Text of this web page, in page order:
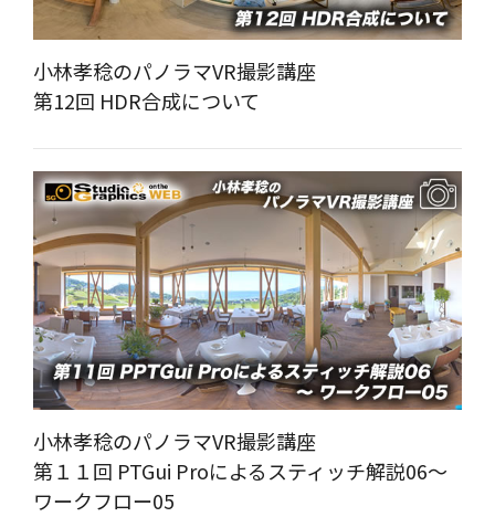
小林孝稔のパノラマVR撮影講座
第12回 HDR合成について
小林孝稔のパノラマVR撮影講座
第１１回 PTGui Proによるスティッチ解説06～
ワークフロー05